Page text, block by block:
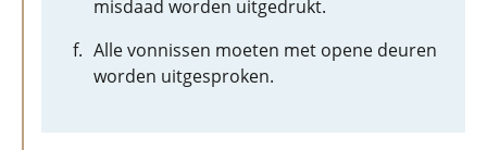
misdaad worden uitgedrukt.
Alle vonnissen moeten met opene deuren
worden uitgesproken.